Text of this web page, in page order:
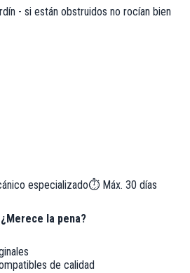
- si están obstruidos no rocían bien
especializado⏱️ Máx. 30 días
la pena?
de calidad